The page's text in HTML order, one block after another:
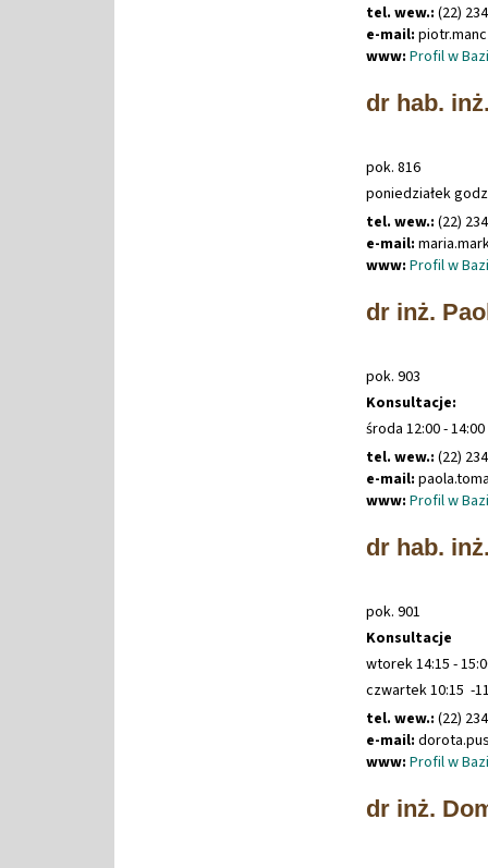
tel. wew.: (22)
e-mail: piotr.
www: Profil w
dr hab.
pok. 816
poniedziałek
tel. wew.: (22)
e-mail: maria.
www: Profil w
dr inż.
pok. 903
Konsultacje:
środa 12:00 -
tel. wew.: (22)
e-mail: paola.
www: Profil w
dr hab.
pok. 901
Konsultacje
wtorek 14:15 -
czwartek 10:15 -
tel. wew.: (22)
e-mail: dorota.
www: Profil w
dr inż.